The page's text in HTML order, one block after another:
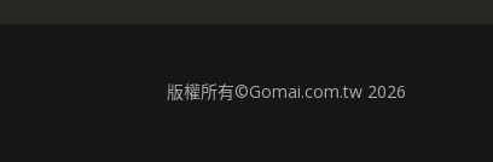
版權所有©Gomai.com.tw 2026